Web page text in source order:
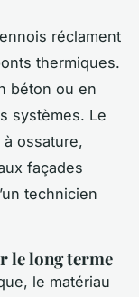
réclament
thermiques.
béton ou en
systèmes. Le
ossature,
façades
technicien
le long terme
le matériau